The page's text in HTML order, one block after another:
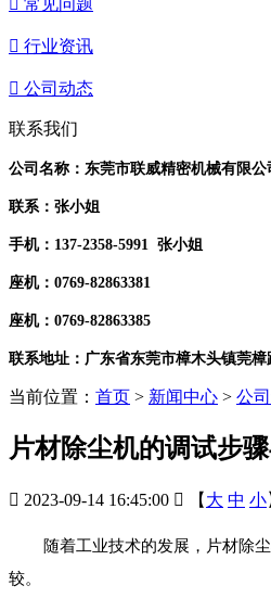
常见问题
 行业资讯
 公司动态
联系我们
公司名称：东莞市联威精密机械有限公
联系：张小姐
手机： 137-2358-5991 张小姐
座机：0769-82863381
座机： 0769-82863385
联系地址：广东省东莞市樟木头镇莞
当前位置： 首页 > 新闻中心 > 公
片材除尘机的调试步
 2023-09-14 16:45:00  【 大 中 小
随着工业技术的发展， 片材除
较。